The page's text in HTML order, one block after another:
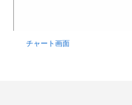
チャート画面